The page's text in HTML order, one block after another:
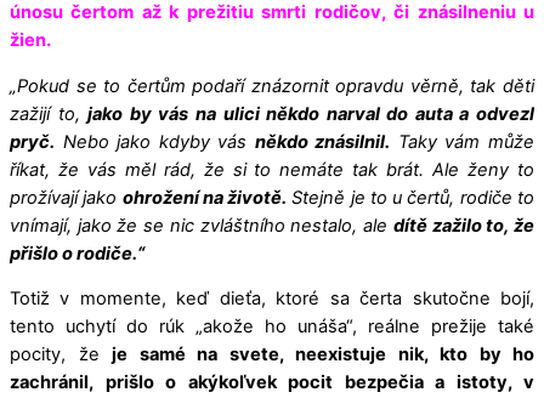
únosu čertom až k prežitiu smrti rodičov, či znásilneniu u
žien.
„Pokud se to čertům podaří znázornit opravdu věrně, tak děti
zažijí to,jako by vás na ulici někdo narval do auta a odvezl
pryč. Nebo jako kdyby vás někdo znásilnil. Taky vám může
říkat, že vás měl rád, že si to nemáte tak brát. Ale ženy to
prožívají jako ohrožení na životě. Stejně je to u čertů, rodiče to
vnímají, jako že se nic zvláštního nestalo, ale dítě zažilo to, že
přišlo o rodiče.“
Totiž v momente, keď dieťa, ktoré sa čerta skutočne bojí,
tento uchytí do rúk „akože ho unáša“, reálne prežije také
pocity, že je samé na svete, neexistuje nik, kto by ho
zachránil, prišlo o akýkoľvek pocit bezpečia a istoty, v